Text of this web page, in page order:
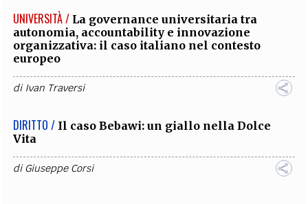
UNIVERSITÀ / La governance universitaria tra
autonomia, accountability e innovazione
organizzativa: il caso italiano nel contesto
europeo
di Ivan Traversi
DIRITTO / Il caso Bebawi: un giallo nella Dolce
Vita
diGiuseppe Corsi